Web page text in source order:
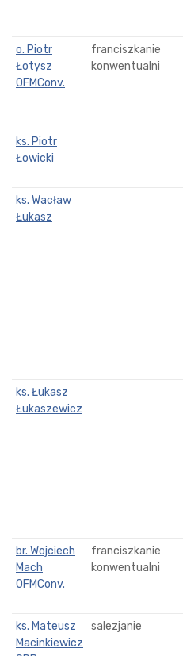
o. Piotr
Łotysz
OFMConv.
franciszkanie
konwentualni
ks. Piotr
Łowicki
ks. Wacław
Łukasz
ks. Łukasz
Łukaszewicz
br. Wojciech
Mach
OFMConv.
franciszkanie
konwentualni
ks. Mateusz
Macinkiewicz
salezjanie